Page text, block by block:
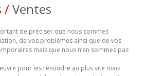
/Ventes
de préciser que nous sommes
de vos problèmes ainsi que de vos
mais que nous n’en sommes pas
pour les résoudre au plus vite mais